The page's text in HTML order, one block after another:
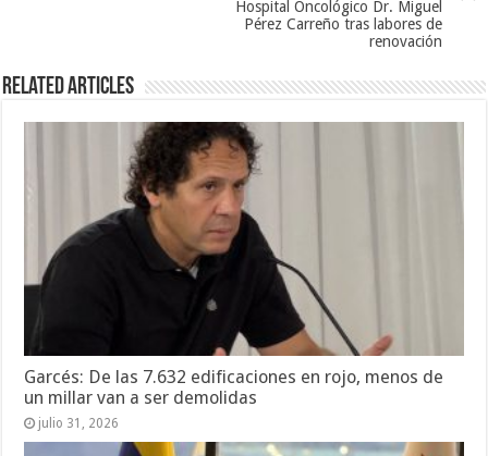
Hospital Oncológico Dr. Miguel
Pérez Carreño tras labores de
renovación
Related Articles
Garcés: De las 7.632 edificaciones en rojo, menos de
un millar van a ser demolidas
julio 31, 2026